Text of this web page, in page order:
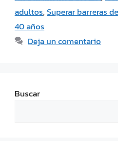
adultos,Superar barreras
40 años
Deja un comentario
Buscar